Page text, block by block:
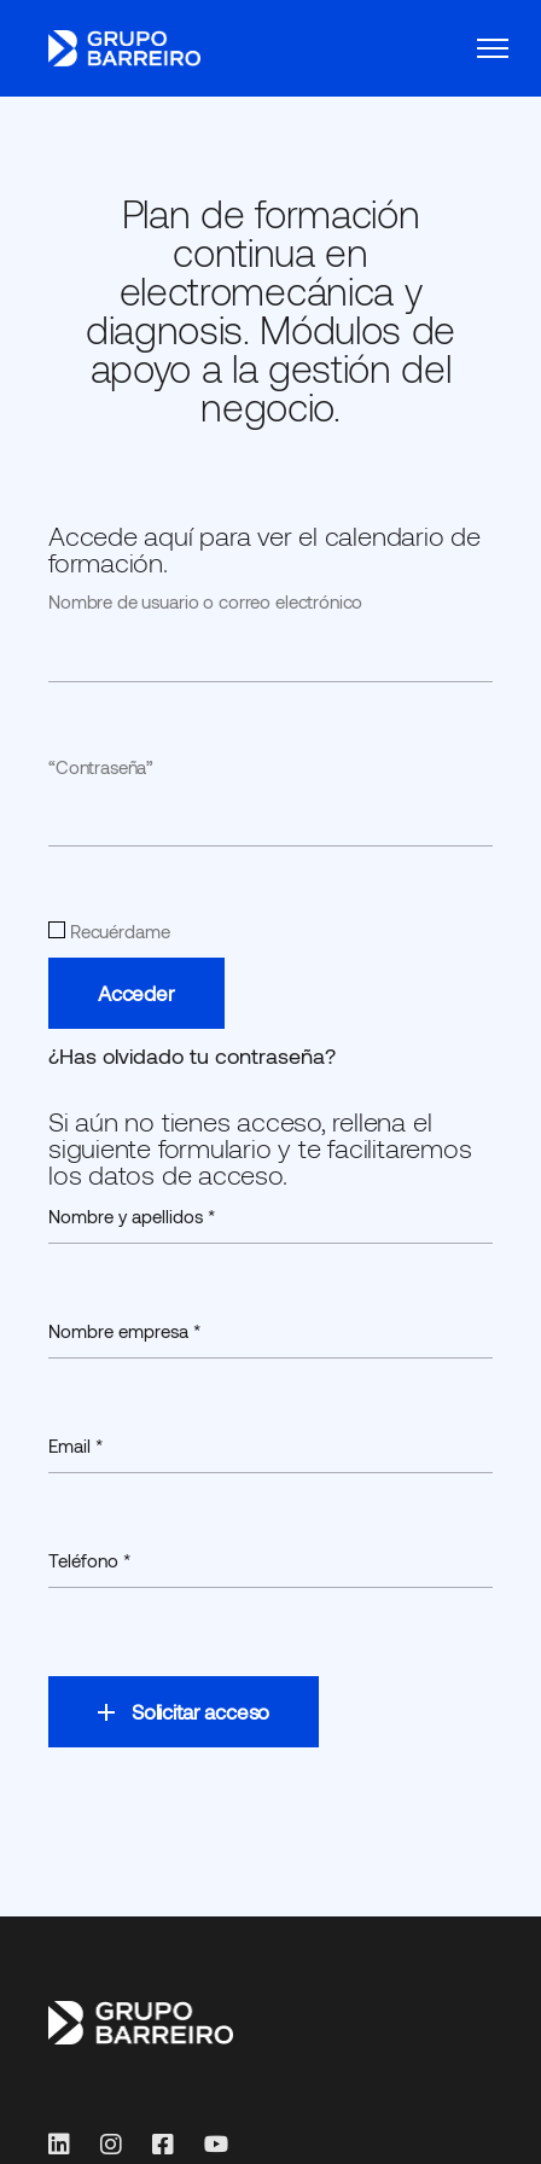
Plan de formación
continua en
electromecánica y
diagnosis. Módulos de
apoyo a la gestión del
negocio.
Accede aquí para ver el calendario de
formación.
Nombre de usuario o correo electrónico
“Contraseña”
Recuérdame
¿Has olvidado tu contraseña?
Si aún no tienes acceso, rellena el
siguiente formulario y te facilitaremos
los datos de acceso.
Solicitar acceso